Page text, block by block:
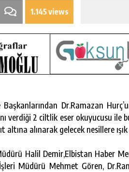
1.145 views
Dr.Ramazan
verdiği 2 ciltlik eser okuyucusu ile
alınarak gelecek nesillere
Halil Demir,Elbistan Haber
Müdürü Mehmet Gören,